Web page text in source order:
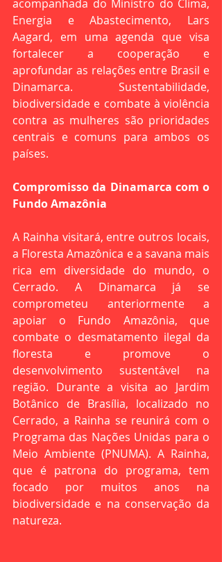
acompanhada do Ministro do Clima,
Energia e Abastecimento, Lars
Aagard, em uma agenda que visa
fortalecer a cooperação e
aprofundar as relações entre Brasil e
Dinamarca. Sustentabilidade,
biodiversidade e combate à violência
contra as mulheres são prioridades
centrais e comuns para ambos os
países.
Compromisso da Dinamarca com o
Fundo Amazônia
A Rainha visitará, entre outros locais,
a Floresta Amazônica e a savana mais
rica em diversidade do mundo, o
Cerrado. A Dinamarca já se
comprometeu anteriormente a
apoiar o Fundo Amazônia, que
combate o desmatamento ilegal da
floresta e promove o
desenvolvimento sustentável na
região. Durante a visita ao Jardim
Botânico de Brasília, localizado no
Cerrado, a Rainha se reunirá com o
Programa das Nações Unidas para o
Meio Ambiente (PNUMA). A Rainha,
que é patrona do programa, tem
focado por muitos anos na
biodiversidade e na conservação da
natureza.